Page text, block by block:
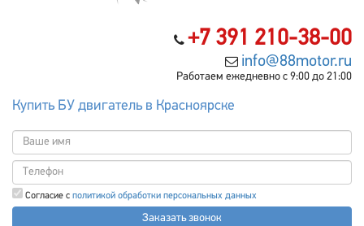
+7 391 210-38-00
info@88motor.ru
Работаем ежедневно с 9:00 до 21:00
Купить БУ двигатель в Красноярске
Согласие с политикой обработки персональных данных
Заказать звонок